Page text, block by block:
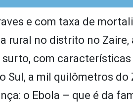
e com taxa de
rural no distrito no Zaire,
com
Sul, a mil quilômetros do
o Ebola – que é da